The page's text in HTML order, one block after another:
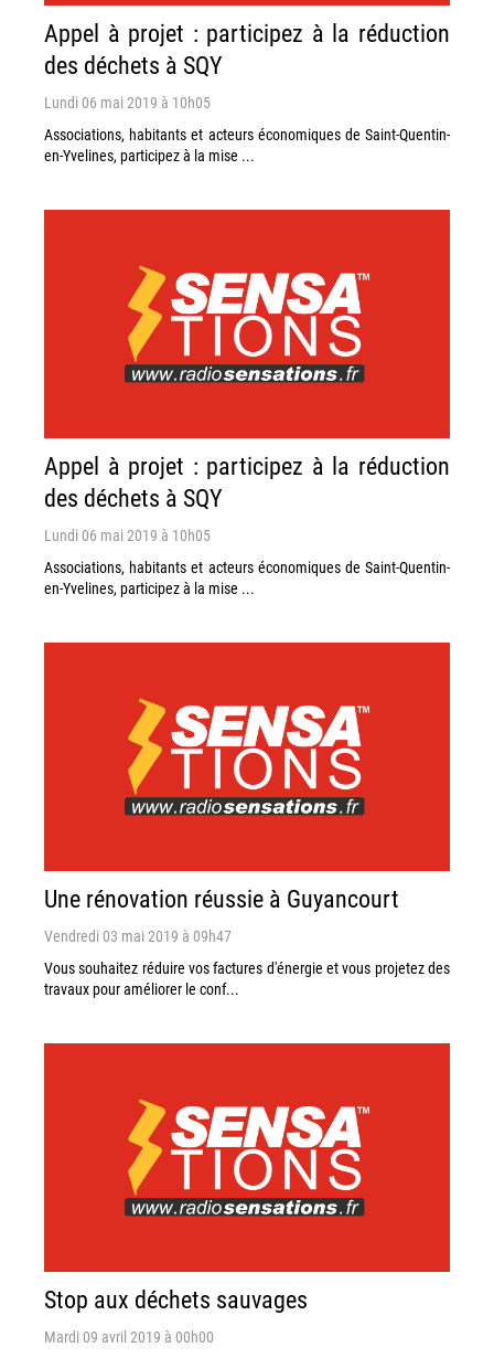
Appel à projet : participez à la réduction
des déchets à SQY
Lundi 06 mai 2019 à 10h05
Associations, habitants et acteurs économiques de Saint-Quentin-
en-Yvelines, participez à la mise ...
Appel à projet : participez à la réduction
des déchets à SQY
Lundi 06 mai 2019 à 10h05
Associations, habitants et acteurs économiques de Saint-Quentin-
en-Yvelines, participez à la mise ...
Une rénovation réussie à Guyancourt
Vendredi 03 mai 2019 à 09h47
Vous souhaitez réduire vos factures d'énergie et vous projetez des
travaux pour améliorer le conf...
Stop aux déchets sauvages
Mardi 09 avril 2019 à 00h00